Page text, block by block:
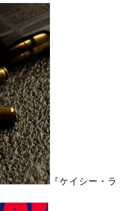
『ケイシー・ラ